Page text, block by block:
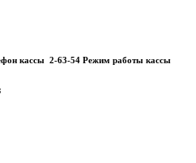
кассы 2-63-54 Режим работы кассы